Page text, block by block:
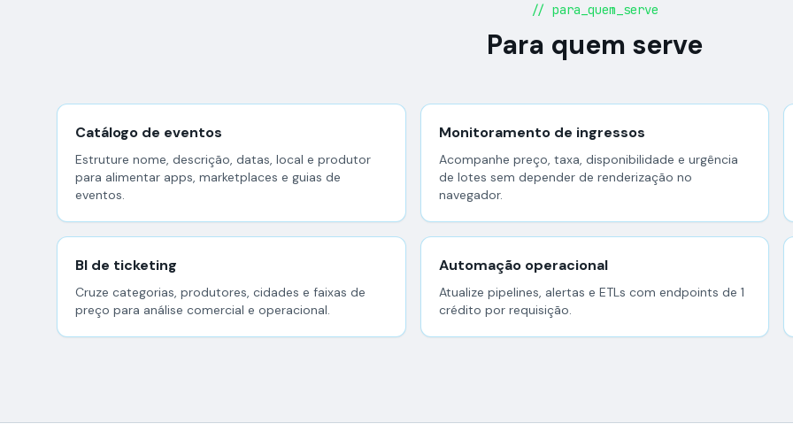
// para_quem_serve
Para quem serve
Catálogo de eventos
Estruture nome, descrição, datas, local e produtor
para alimentar apps, marketplaces e guias de
eventos.
Monitoramento de ingressos
Acompanhe preço, taxa, disponibilidade e urgência
de lotes sem depender de renderização no
navegador.
BI de ticketing
Cruze categorias, produtores, cidades e faixas de
preço para análise comercial e operacional.
Automação operacional
Atualize pipelines, alertas e ETLs com endpoints de 1
crédito por requisição.